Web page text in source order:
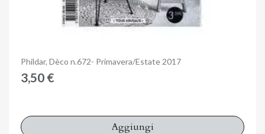
Anteprima
Phildar, Dèco n.672- Primavera/Estate 2017
3,50 €
Aggiungi